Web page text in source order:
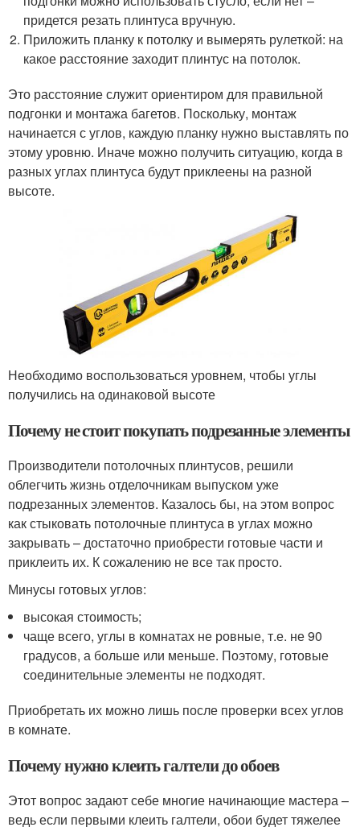
придется резать плинтуса вручную.
Приложить планку к потолку и вымерять рулеткой: на
какое расстояние заходит плинтус на потолок.
Это расстояние служит ориентиром для правильной
подгонки и монтажа багетов. Поскольку, монтаж
начинается с углов, каждую планку нужно выставлять по
этому уровню. Иначе можно получить ситуацию, когда в
разных углах плинтуса будут приклеены на разной
высоте.
Необходимо воспользоваться уровнем, чтобы углы
получились на одинаковой высоте
Почему не стоит покупать подрезанные элементы
Производители потолочных плинтусов, решили
облегчить жизнь отделочникам выпуском уже
подрезанных элементов. Казалось бы, на этом вопрос
как стыковать потолочные плинтуса в углах можно
закрывать – достаточно приобрести готовые части и
приклеить их. К сожалению не все так просто.
Минусы готовых углов:
высокая стоимость;
чаще всего, углы в комнатах не ровные, т.е. не 90
градусов, а больше или меньше. Поэтому, готовые
соединительные элементы не подходят.
Приобретать их можно лишь после проверки всех углов
в комнате.
Почему нужно клеить галтели до обоев
Этот вопрос задают себе многие начинающие мастера –
ведь если первыми клеить галтели, обои будет тяжелее